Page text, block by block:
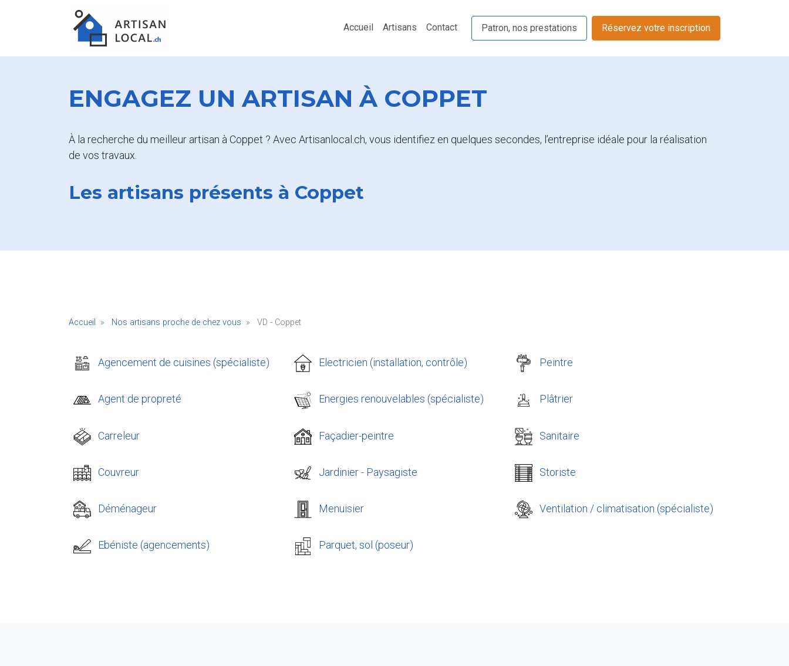
Accueil Artisans Contact Patron, nos prestations Réservez votre inscription
ENGAGEZ UN ARTISAN À COPPET
À la recherche du meilleur artisan à Coppet ? Avec Artisanlocal.ch, vous identifiez en quelques secondes, l’entreprise idéale pour la réalisation
de vos travaux.
Les artisans présents à Coppet
Accueil Nos artisans proche de chez vous VD - Coppet
Agencement de cuisines (spécialiste)
Agent de propreté
Carreleur
Couvreur
Déménageur
Ebéniste (agencements)
Electricien (installation, contrôle)
Energies renouvelables (spécialiste)
Façadier-peintre
Jardinier - Paysagiste
Menuisier
Parquet, sol (poseur)
Peintre
Plâtrier
Sanitaire
Storiste
Ventilation / climatisation (spécialiste)